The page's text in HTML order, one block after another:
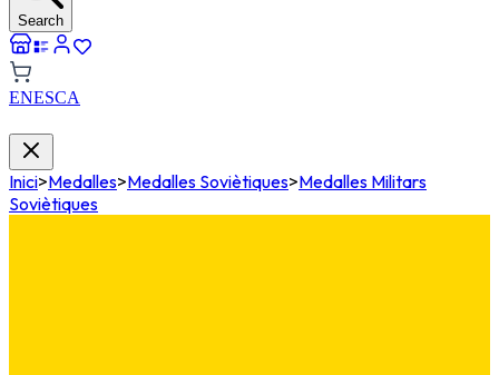
Search
ENESCA
Inici>Medalles>Medalles Soviètiques>Medalles Militars
Soviètiques